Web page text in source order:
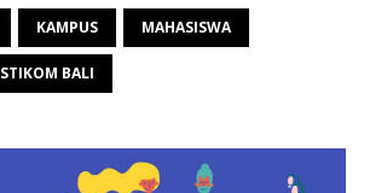
KAMPUS MAHASISWA
STIKOM BALI